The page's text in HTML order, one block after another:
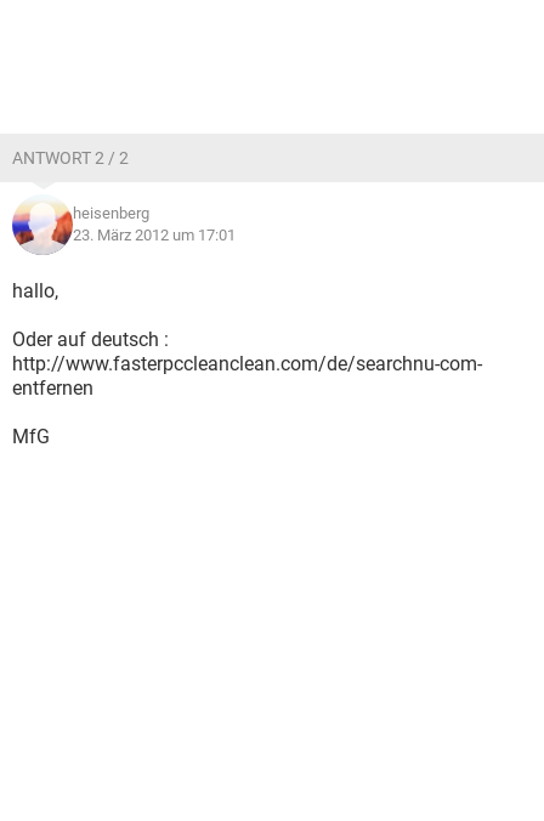
ANTWORT 2 / 2
heisenberg
23. März 2012 um 17:01
hallo,
Oder auf deutsch :
http://www.fasterpccleanclean.com/de/searchnu-com-
entfernen
MfG